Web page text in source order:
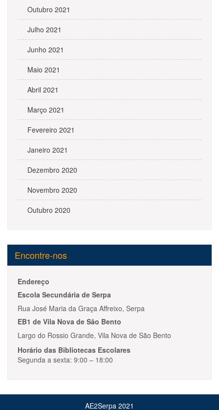
Outubro 2021
Julho 2021
Junho 2021
Maio 2021
Abril 2021
Março 2021
Fevereiro 2021
Janeiro 2021
Dezembro 2020
Novembro 2020
Outubro 2020
Encontre-nos
Endereço
Escola Secundária de Serpa
Rua José Maria da Graça Affreixo, Serpa
EB1 de Vila Nova de São Bento
Largo do Rossio Grande, Vila Nova de São Bento
Horário das Bibliotecas Escolares
Segunda a sexta: 9:00 – 18:00
AE2Serpa 2021